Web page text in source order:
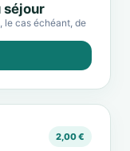
séjour
le cas échéant, de
2,00 €